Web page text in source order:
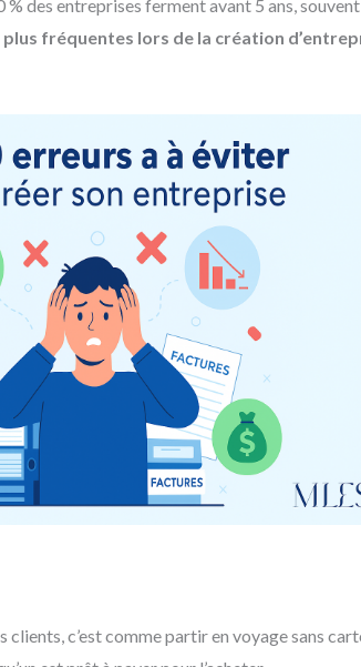
% des entreprises ferment avant 5 ans,
plus fréquentes lors de la création
c’est comme partir en voyage sans